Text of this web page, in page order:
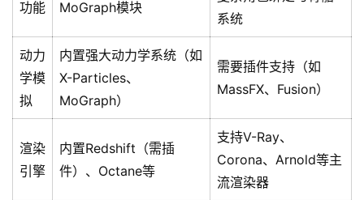
功能
MoGraph模块
系统
动力
学模
拟
内置强大动力学系统（如
X-Particles、
MoGraph）
需要插件支持（如
MassFX、Fusion）
渲染
引擎
内置Redshift（需插
件）、Octane等
支持V-Ray、
Corona、Arnold等主
流渲染器